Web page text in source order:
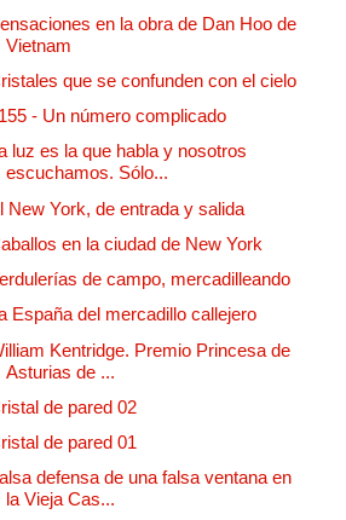
en la obra de Dan Hoo de
Vietnam
que se confunden con el cielo
- Un número complicado
luz es la que habla y nosotros
escuchamos. Sólo...
New York, de entrada y salida
en la ciudad de New York
de campo, mercadilleando
España del mercadillo callejero
Kentridge. Premio Princesa de
Asturias de ...
de pared 02
de pared 01
defensa de una falsa ventana en
la Vieja Cas...